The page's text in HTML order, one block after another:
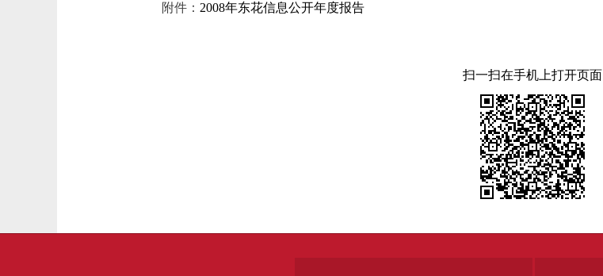
附件： 2008年东花信息公开年度报告
扫一扫在手机上打开页面